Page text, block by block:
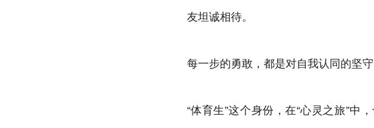
友坦诚相待。
每一步的勇敢，都是对自我认同的坚
“体育生”这个身份，在“心灵之旅”中